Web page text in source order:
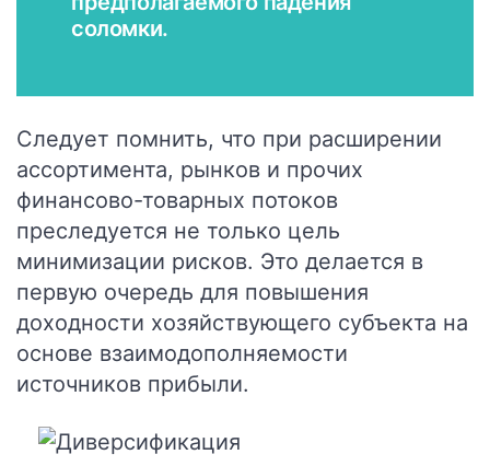
соломки.
Следует помнить, что при расширении
ассортимента, рынков и прочих
финансово-товарных потоков
преследуется не только цель
минимизации рисков. Это делается в
первую очередь для повышения
доходности хозяйствующего субъекта на
основе взаимодополняемости
источников прибыли.